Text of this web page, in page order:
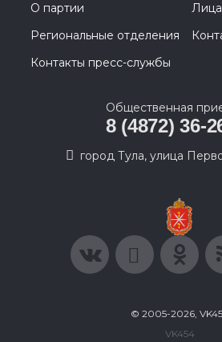
О партии
Региональные отделения
Контакты пресс-службы
Общественная
8 (4872) 36-
город Тула, улица
© 2005-2026,
VK454